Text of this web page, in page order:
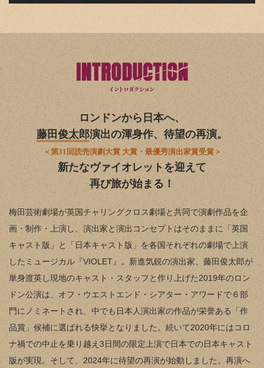
表！ 公式ホームページもリニューアルオープンしました！
ロンドンから日本へ、
藤田俊太郎演出の渾身作、待望の再演。
＜第31回読売演劇大賞 大賞・最優秀演出家賞受賞＞
新たなヴァイオレットを迎えて
再び旅が始まる！
梅田芸術劇場が英国チャリングクロス劇場と共同で演劇作品を企
画・制作・上演し、演出家と演出コンセプトはそのままに「英国
キャスト版」と「日本キャスト版」を各国それぞれの劇場で上演
したミュージカル『VIOLET』。新進気鋭の演出家、藤田俊太郎が
単身渡英し現地のキャスト・スタッフと作り上げた2019年のロン
ドン公演は、オフ・ウエストエンド・シアター・アワードで６部
門にノミネートされ、中でも日本人演出家の作品が栄誉ある「作
品賞」候補に選ばれる快挙となりました。続いて2020年にはコロ
ナ禍での中止を乗り越え3日間の限定上演で日本での日本キャスト
版が実現。そして、2024年に待望の再演が始動しました。再演へ